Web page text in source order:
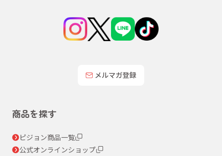
メルマガ登録
商品を探す
ピジョン商品一覧
公式オンラインショップ